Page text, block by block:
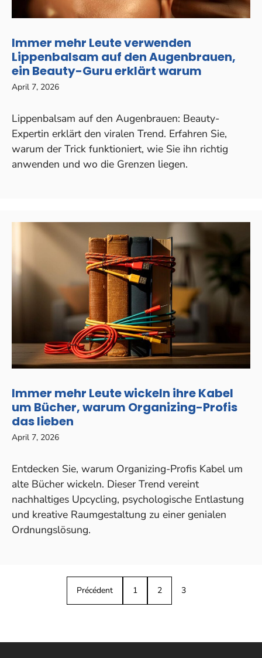
Immer mehr Leute verwenden
Lippenbalsam auf den Augenbrauen,
ein Beauty-Guru erklärt warum
April 7, 2026
Lippenbalsam auf den Augenbrauen: Beauty-
Expertin erklärt den viralen Trend. Erfahren Sie,
warum der Trick funktioniert, wie Sie ihn richtig
anwenden und wo die Grenzen liegen.
Immer mehr Leute wickeln ihre Kabel
um Bücher, warum Organizing-Profis
das lieben
April 7, 2026
Entdecken Sie, warum Organizing-Profis Kabel um
alte Bücher wickeln. Dieser Trend vereint
nachhaltiges Upcycling, psychologische Entlastung
und kreative Raumgestaltung zu einer genialen
Ordnungslösung.
Précédent 1 2 3